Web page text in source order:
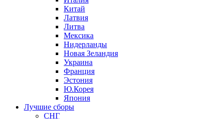
Китай
Латвия
Литва
Мексика
Нидерланды
Новая Зеландия
Украина
Франция
Эстония
Ю.Корея
Япония
Лучшие сборы
СНГ